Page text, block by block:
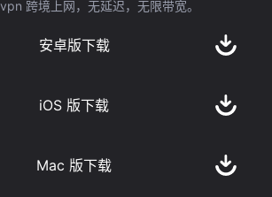
跨境上网，无延迟，无限带宽。
安卓版下载
iOS 版下载
Mac 版下载